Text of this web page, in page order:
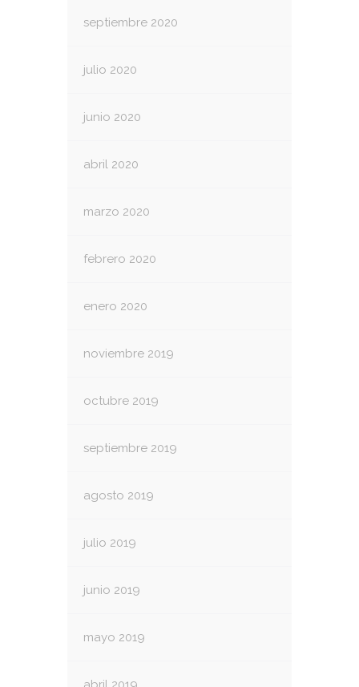
septiembre 2020
julio 2020
junio 2020
abril 2020
marzo 2020
febrero 2020
enero 2020
noviembre 2019
octubre 2019
septiembre 2019
agosto 2019
julio 2019
junio 2019
mayo 2019